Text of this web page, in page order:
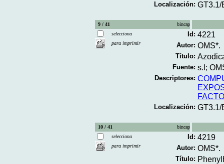
Localización: GT3.1/
9 / 41
bincap
selecciona
para imprimir
Id: 4221
Autor: OMS*.
Título:
Fuente: s.l;
Descriptores:
Localización: GT3.1/
10 / 41
bincap
selecciona
para imprimir
Id: 4219
Autor: OMS*.
Título: